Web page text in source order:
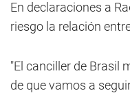
En declaraciones a
riesgo la relación
"El canciller de Brasil
de que vamos a